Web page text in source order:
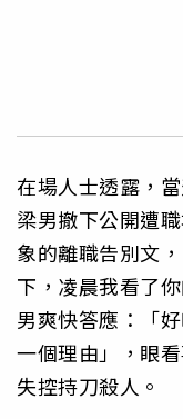
在場人士透露，
梁男撤下公開遭
象的離職告別文
下，凌晨我看了
男爽快答應：「
一個理由」，眼
失控持刀殺人。